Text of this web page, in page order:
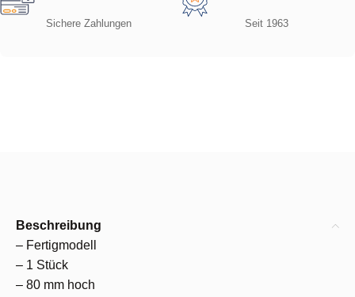
Sichere Zahlungen Seit 1963
Beschreibung
– Fertigmodell
– 1 Stück
– 80 mm hoch